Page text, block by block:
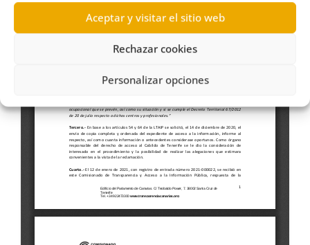
Aceptar y visitar el sitio web
Rechazar cookies
Personalizar opciones